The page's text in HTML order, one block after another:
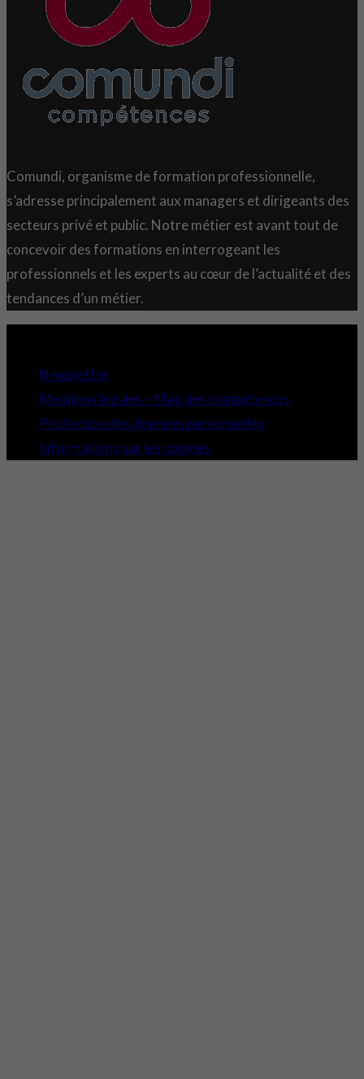
Comundi, organisme de formation professionnelle,
s’adresse principalement aux managers et dirigeants des
secteurs privé et public. Notre métier est avant tout de
concevoir des formations en interrogeant les
professionnels et les experts au cœur de l’actualité et des
tendances d’un métier.
Newsletter
Mentions légales – Mag des compétences
Protection des données personnelles
Informations sur les cookies